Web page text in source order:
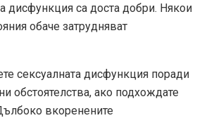
дисфункция са доста добри. Някои
обаче затрудняват
сексуалната дисфункция поради
обстоятелства, ако подхождате
вкоренените